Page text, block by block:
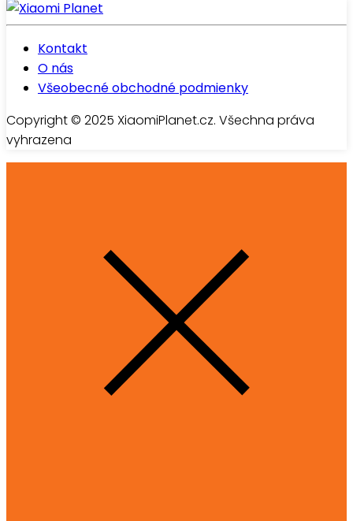
Kontakt
O nás
Všeobecné obchodné podmienky
Copyright © 2025 XiaomiPlanet.cz. Všechna práva
vyhrazena